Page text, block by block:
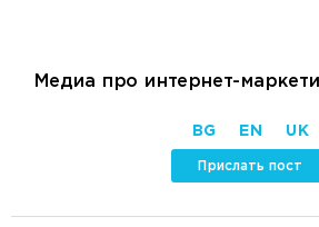
Медиа про интернет-
BG EN UK
Прислать пост